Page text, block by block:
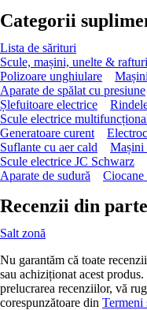
Categorii
Lista de sărituri
Scule, mașini, unelte & rafturi
Polizoare unghiulare
Aparate de spălat cu presiune
Șlefuitoare electrice
Scule electrice
Generatoare curent
Suflante cu aer cald
Mașini
Scule electrice JC Schwarz
Aparate de sudură
Ciocane
Recenzii din
Salt zonă
Nu garantăm că toate
sau achiziționat acest
prelucrarea recenziilor, vă
corespunzătoare din Termeni